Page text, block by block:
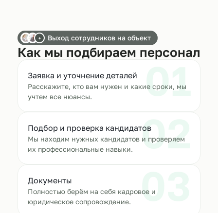
+ Выход сотрудников на объект
Как мы подбираем персонал
01
Заявка и уточнение деталей
Расскажите, кто вам нужен и какие сроки, мы
учтем все нюансы.
02
Подбор и проверка кандидатов
Мы находим нужных кандидатов и проверяем
их профессиональные навыки.
03
Документы
Полностью берём на себя кадровое и
юридическое сопровождение.